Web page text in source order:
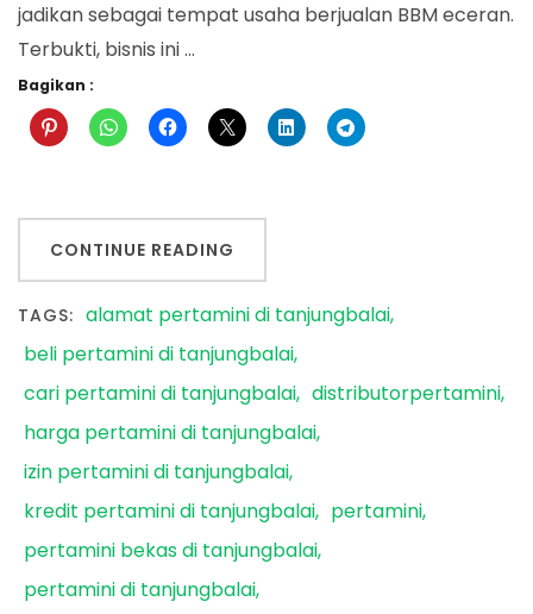
jadikan sebagai tempat usaha berjualan BBM eceran.
Terbukti, bisnis ini …
Bagikan :
CONTINUE READING
TAGS: alamat pertamini di tanjungbalai
beli pertamini di tanjungbalai
cari pertamini di tanjungbalai distributorpertamini
harga pertamini di tanjungbalai
izin pertamini di tanjungbalai
kredit pertamini di tanjungbalai
pertamini
pertamini bekas di tanjungbalai
pertamini di tanjungbalai